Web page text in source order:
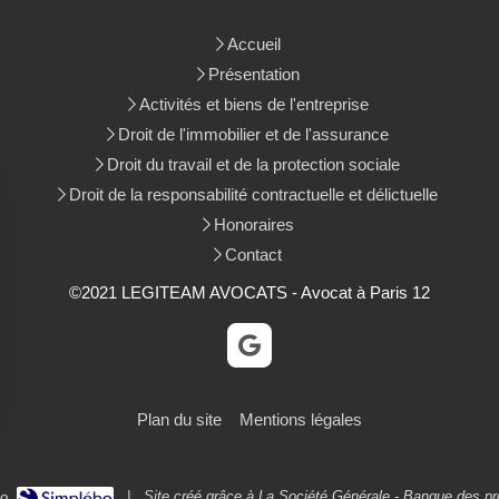
Accueil
Présentation
Activités et biens de l'entreprise
Droit de l'immobilier et de l'assurance
Droit du travail et de la protection sociale
Droit de la responsabilité contractuelle et délictuelle
Honoraires
Contact
©2021 LEGITEAM AVOCATS - Avocat à Paris 12
Plan du site Mentions légales